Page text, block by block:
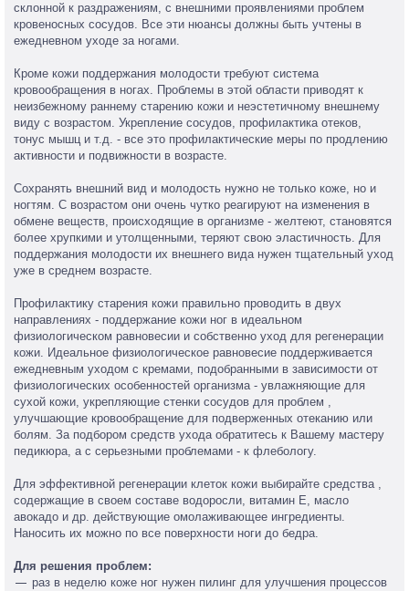
склонной к раздражениям, с внешними проявлениями проблем
кровеносных сосудов. Все эти нюансы должны быть учтены в
ежедневном уходе за ногами.
Кроме кожи поддержания молодости требуют система
кровообращения в ногах. Проблемы в этой области приводят к
неизбежному раннему старению кожи и неэстетичному внешнему
виду с возрастом. Укрепление сосудов, профилактика отеков,
тонус мышц и т.д. - все это профилактические меры по продлению
активности и подвижности в возрасте.
Сохранять внешний вид и молодость нужно не только коже, но и
ногтям. С возрастом они очень чутко реагируют на изменения в
обмене веществ, происходящие в организме - желтеют, становятся
более хрупкими и утолщенными, теряют свою эластичность. Для
поддержания молодости их внешнего вида нужен тщательный уход
уже в среднем возрасте.
Профилактику старения кожи правильно проводить в двух
направлениях - поддержание кожи ног в идеальном
физиологическом равновесии и собственно уход для регенерации
кожи. Идеальное физиологическое равновесие поддерживается
ежедневным уходом с кремами, подобранными в зависимости от
физиологических особенностей организма - увлажняющие для
сухой кожи, укрепляющие стенки сосудов для проблем ,
улучшающие кровообращение для подверженных отеканию или
болям. За подбором средств ухода обратитесь к Вашему мастеру
педикюра, а с серьезными проблемами - к флебологу.
Для эффективной регенерации клеток кожи выбирайте средства ,
содержащие в своем составе водоросли, витамин Е, масло
авокадо и др. действующие омолаживающее ингредиенты.
Наносить их можно по все поверхности ноги до бедра.
Для решения проблем:
раз в неделю коже ног нужен пилинг для улучшения процессов